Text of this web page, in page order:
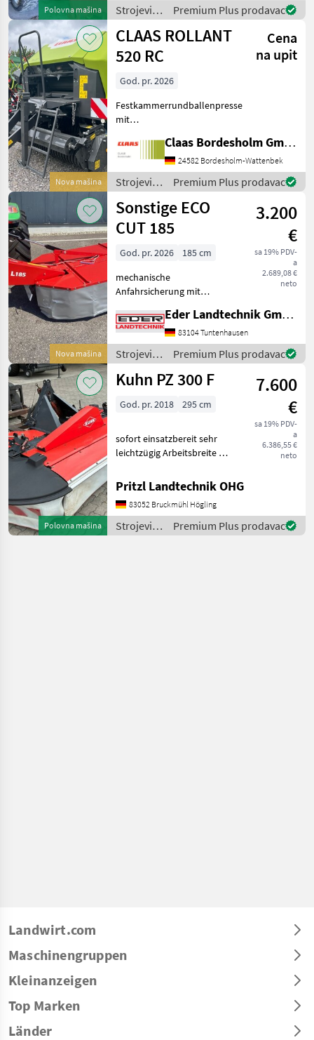
Polovna mašina
for more images Specif
Strojevi i
oprema
za travu i
baliranje /
Stoll
Premium Plus prodavac
Nova mašina
CLAAS ROLLANT
520 RC
Cena
na upit
God. pr. 2026
Festkammerrundballenpresse
mit
1, 25 m Presskammerbreite
1, 20 m / in
Serienausrüstung: Pickup:
Aufnahmebreite 2, 10 m / 4
Zinkenreihen, kurvenb
Claas Bordesholm GmbH
24582 Bordesholm-Wattenbek
Strojevi i
oprema
za travu i
baliranje /
Claas
Premium Plus prodavac
Nova mašina
Sonstige ECO
CUT 185
3.200
€
sa 19% PDV-
a
2.689,08 €
neto
God. pr. 2026
185 cm
mechanische
Anfahrsicherung mit
Schnitthöhenverstellung
mithilfe von Distanzringen
auf den Mähteller Schlüssel
für Messerschnellwechsel
Arbe
Eder Landtechnik GmbH
83104 Tuntenhausen
Strojevi i
oprema
za travu i
Sonstige
Premium Plus prodavac
Polovna mašina
Kuhn PZ 300 F
7.600
€
sa 19% PDV-
a
6.386,55 €
neto
God. pr. 2018 295 cm
sofort einsatzbereit sehr
leichtzügig Arbeitsbreite 2,
1000U/min. 4 Trommeln
Schnitthöhenverstellung 2
Federn für Entlastung
Gelenkwelle Prednja kos
Pritzl Landtechnik OHG
83052 Bruckmühl Högling
Strojevi i
oprema
Premium Plus prodavac
Landwirt.com
Maschinengruppen
Kleinanzeigen
Top Marken
Länder